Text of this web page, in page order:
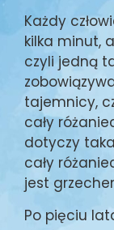
Każdy
kilka minut,
czyli jedną
tajemnicy,
cały
dotyczy
cały
jest
Po pięciu